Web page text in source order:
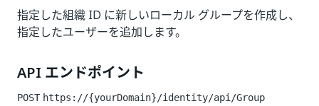
指定した組織 ID に新しいローカル グループを作成し、
指定したユーザーを追加します。
API エンドポイント
POST https://{yourDomain}/identity/api/Group